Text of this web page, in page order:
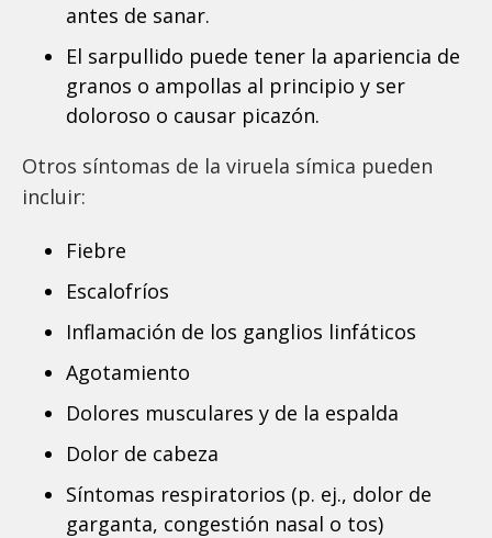
antes de sanar.
El sarpullido puede tener la apariencia de
granos o ampollas al principio y ser
doloroso o causar picazón.
Otros síntomas de la viruela símica pueden
incluir:
Fiebre
Escalofríos
Inflamación de los ganglios linfáticos
Agotamiento
Dolores musculares y de la espalda
Dolor de cabeza
Síntomas respiratorios (p. ej., dolor de
garganta, congestión nasal o tos)